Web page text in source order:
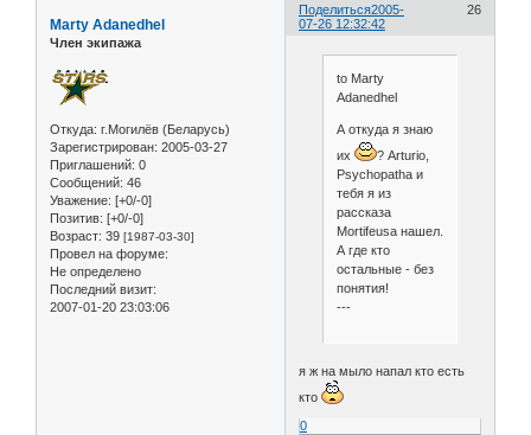
Поделиться 26
2005-
07-26 12:32:42
Marty Adanedhel
Член экипажа
Откуда: г.Могилёв (Беларусь)
Зарегистрирован: 2005-03-27
Приглашений: 0
Сообщений: 46
Уважение: [+0/-0]
Позитив: [+0/-0]
Возраст: 39 [1987-03-30]
Провел на форуме:
Не определено
Последний визит:
2007-01-20 23:03:06
to Marty
Adanedhel
А откуда я знаю
их
? Arturio,
Psychopatha и
тебя я из
рассказа
Mortifeusa нашел.
А где кто
остальные - без
понятия!
---
я ж на мыло напал кто есть
кто
0